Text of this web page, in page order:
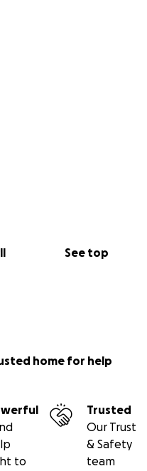
See top
home for help
to
Trusted
Our Trust
& Safety
team